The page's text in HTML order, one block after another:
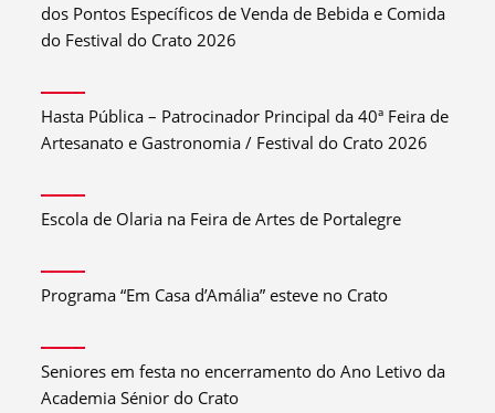
dos Pontos Específicos de Venda de Bebida e Comida
do Festival do Crato 2026
Hasta Pública – Patrocinador Principal da 40ª Feira de
Artesanato e Gastronomia / Festival do Crato 2026
Escola de Olaria na Feira de Artes de Portalegre
Programa “Em Casa d’Amália” esteve no Crato
Seniores em festa no encerramento do Ano Letivo da
Academia Sénior do Crato